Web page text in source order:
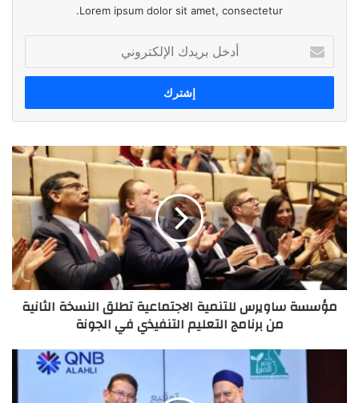
Lorem ipsum dolor sit amet, consectetur.
بريدك
الإلكتروني
مؤسسة
ساويرس
للتنمية
الاجتماعية
تطلق
النسخة
الثانية
من
برنامج
التعليم
مؤسسة ساويرس للتنمية الاجتماعية تطلق النسخة الثانية
من برنامج التعليم التنفيذي في الجونة